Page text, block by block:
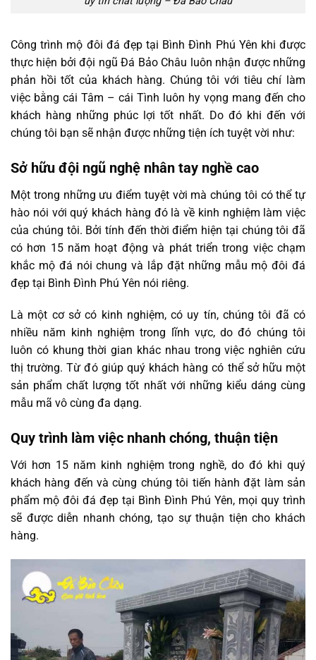
Công trình mộ đôi đá đẹp tại Bình Đình Phú Yên khi được
thực hiện bởi đội ngũ Đá Bảo Châu luôn nhận được những
phản hồi tốt của khách hàng. Chúng tôi với tiêu chí làm
việc bằng cái Tâm – cái Tình luôn hy vọng mang đến cho
khách hàng những phúc lợi tốt nhất. Do đó khi đến với
chúng tôi bạn sẽ nhận được những tiện ích tuyệt vời như:
Sở hữu đội ngũ nghệ nhân tay nghề cao
Một trong những ưu điểm tuyệt vời mà chúng tôi có thể tự
hào nói với quý khách hàng đó là về kinh nghiệm làm việc
của chúng tôi. Bởi tính đến thời điểm hiện tại chúng tôi đã
có hơn 15 năm hoạt động và phát triển trong việc chạm
khắc mộ đá nói chung và lắp đặt những mẫu mộ đôi đá
đẹp tại Bình Đình Phú Yên nói riêng.
Là một cơ sở có kinh nghiệm, có uy tín, chúng tôi đã có
nhiều năm kinh nghiệm trong lĩnh vực, do đó chúng tôi
luôn có khung thời gian khác nhau trong việc nghiên cứu
thị trường. Từ đó giúp quý khách hàng có thể sở hữu một
sản phẩm chất lượng tốt nhất với những kiểu dáng cùng
mẫu mã vô cùng đa dạng.
Quy trình làm việc nhanh chóng, thuận tiện
Với hơn 15 năm kinh nghiệm trong nghề, do đó khi quý
khách hàng đến và cùng chúng tôi tiến hành đặt làm sản
phẩm mộ đôi đá đẹp tại Bình Đình Phú Yên, mọi quy trình
sẽ được diễn nhanh chóng, tạo sự thuận tiện cho khách
hàng.